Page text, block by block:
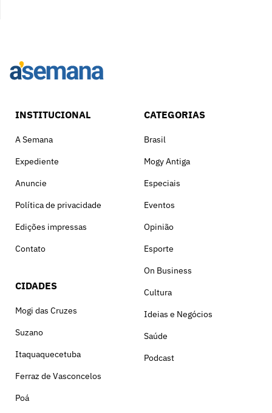
INSTITUCIONAL
A Semana
Expediente
Anuncie
Política de privacidade
Edições impressas
Contato
CIDADES
Mogi das Cruzes
Suzano
Itaquaquecetuba
Ferraz de Vasconcelos
Poá
CATEGORIAS
Brasil
Mogy Antiga
Especiais
Eventos
Opinião
Esporte
On Business
Cultura
Ideias e Negócios
Saúde
Podcast